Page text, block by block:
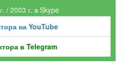
/ 2003 г. в Skype
на YouTube
в Telegram